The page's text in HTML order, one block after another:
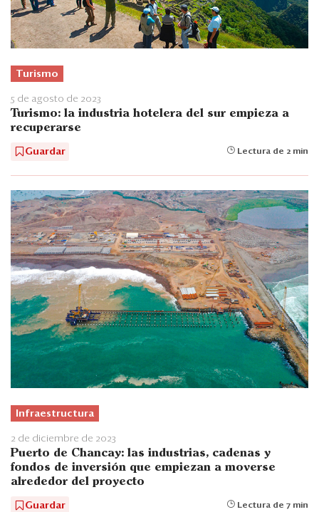
Turismo
5 de agosto de 2023
Turismo: la industria hotelera del sur empieza a
recuperarse
Guardar Lectura de 2 min
Infraestructura
2 de diciembre de 2023
Puerto de Chancay: las industrias, cadenas y
fondos de inversión que empiezan a moverse
alrededor del proyecto
Guardar Lectura de 7 min